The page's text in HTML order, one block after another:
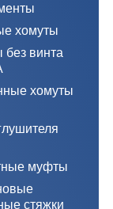
хомуты
без винта
хомуты
муфты
стяжки